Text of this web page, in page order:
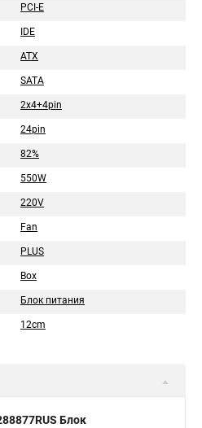
PCI-E
IDE
ATX
SATA
2x4+4pin
24pin
82%
550W
220V
Fan
PLUS
Box
Блок питания
12cm
Блок